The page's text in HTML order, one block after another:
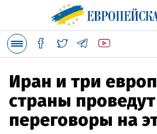
Иран и три
страны
переговоры на